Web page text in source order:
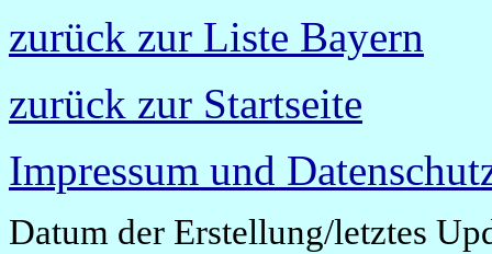
zurück zur Liste Bayern
zurück zur Startseite
Impressum und
Datum der Erstellung/letztes